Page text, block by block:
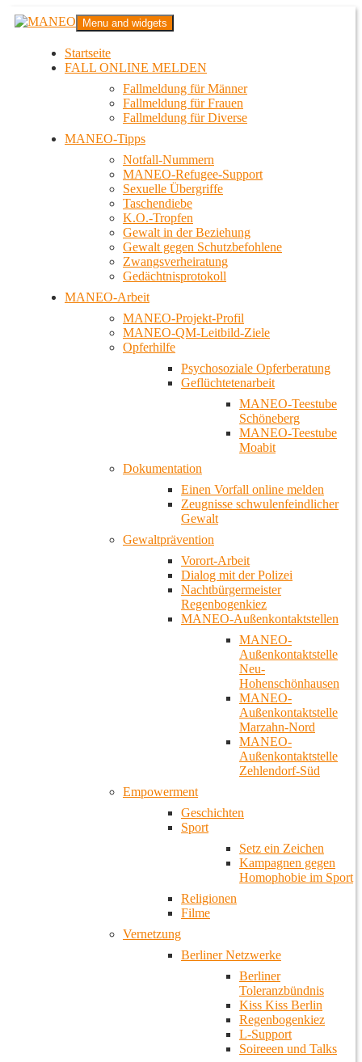
Zum
InhaltMANEO
Das schwule Anti-Gewalt-Projekt in Berlin
Menu and widgets
Startseite
FALL ONLINE MELDEN
Fallmeldung für Männer
Fallmeldung für Frauen
Fallmeldung für Diverse
MANEO-Tipps
Notfall-Nummern
MANEO-Refugee-Support
Sexuelle Übergriffe
Taschendiebe
K.O.-Tropfen
Gewalt in der Beziehung
Gewalt gegen Schutzbefohlene
Zwangsverheiratung
Gedächtnisprotokoll
MANEO-Arbeit
MANEO-Projekt-Profil
MANEO-QM-Leitbild-Ziele
Opferhilfe
Psychosoziale Opferberatung
Geflüchtetenarbeit
MANEO-Teestube
Schöneberg
MANEO-Teestube
Moabit
Dokumentation
Einen Vorfall online melden
Zeugnisse schwulenfeindlicher
Gewalt
Gewaltprävention
Vorort-Arbeit
Dialog mit der Polizei
Nachtbürgermeister
Regenbogenkiez
MANEO-Außenkontaktstellen
MANEO-
Außenkontaktstelle
Neu-
Hohenschönhausen
MANEO-
Außenkontaktstelle
Marzahn-Nord
MANEO-
Außenkontaktstelle
Zehlendorf-Süd
Empowerment
Geschichten
Sport
Setz ein Zeichen
Kampagnen gegen
Homophobie im Sport
Religionen
Filme
Vernetzung
Berliner Netzwerke
Berliner
Toleranzbündnis
Kiss Kiss Berlin
Regenbogenkiez
L-Support
Soireeen und Talks